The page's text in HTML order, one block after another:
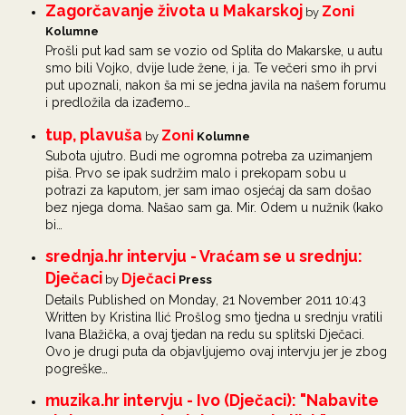
Zagorčavanje života u Makarskoj by Zoni
Kolumne
Prošli put kad sam se vozio od Splita do Makarske, u autu
smo bili Vojko, dvije lude žene, i ja. Te večeri smo ih prvi
put upoznali, nakon ša mi se jedna javila na našem forumu
i predložila da izađemo…
tup, plavuša by Zoni Kolumne
Subota ujutro. Budi me ogromna potreba za uzimanjem
piša. Prvo se ipak sudržim malo i prekopam sobu u
potrazi za kaputom, jer sam imao osjećaj da sam došao
bez njega doma. Našao sam ga. Mir. Odem u nužnik (kako
bi…
srednja.hr intervju - Vraćam se u srednju:
Dječaci by Dječaci Press
Details Published on Monday, 21 November 2011 10:43
Written by Kristina Ilić Prošlog smo tjedna u srednju vratili
Ivana Blažička, a ovaj tjedan na redu su splitski Dječaci.
Ovo je drugi puta da objavljujemo ovaj intervju jer je zbog
pogreške…
muzika.hr intervju - Ivo (Dječaci): "Nabavite